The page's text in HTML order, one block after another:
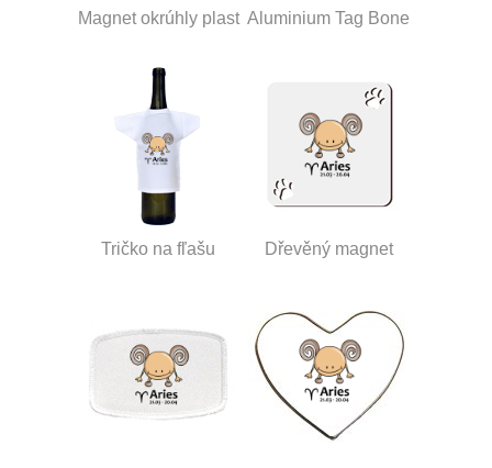
Magnet okrúhly plast Aluminium Tag Bone
Tričko na fľašu Dřevěný magnet